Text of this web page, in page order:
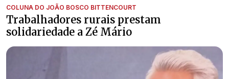
COLUNA DO JOÃO BOSCO BITTENCOURT
Trabalhadores rurais prestam
solidariedade a Zé Mário